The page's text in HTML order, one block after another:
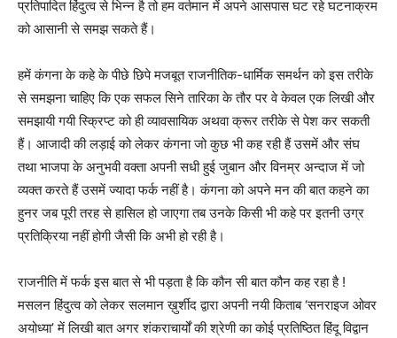
प्रतिपादित हिंदुत्व से भिन्न है तो हम वर्तमान में अपने आसपास घट रहे घटनाक्रम
को आसानी से समझ सकते हैं।
हमें कंगना के कहे के पीछे छिपे मजबूत राजनीतिक-धार्मिक समर्थन को इस तरीके
से समझना चाहिए कि एक सफल सिने तारिका के तौर पर वे केवल एक लिखी और
समझायी गयी स्क्रिप्ट को ही व्यावसायिक अथवा क्रूर तरीके से पेश कर सकती
हैं। आजादी की लड़ाई को लेकर कंगना जो कुछ भी कह रही हैं उसमें और संघ
तथा भाजपा के अनुभवी वक्ता अपनी सधी हुई जुबान और विनम्र अन्दाज में जो
व्यक्त करते हैं उसमें ज्यादा फर्क नहीं है। कंगना को अपने मन की बात कहने का
हुनर जब पूरी तरह से हासिल हो जाएगा तब उनके किसी भी कहे पर इतनी उग्र
प्रतिक्रिया नहीं होगी जैसी कि अभी हो रही है।
राजनीति में फर्क इस बात से भी पड़ता है कि कौन सी बात कौन कह रहा है !
मसलन हिंदुत्व को लेकर सलमान ख़ुर्शीद द्वारा अपनी नयी किताब ‘सनराइज ओवर
अयोध्या’ में लिखी बात अगर शंकराचार्यों की श्रेणी का कोई प्रतिष्ठित हिंदू विद्वान